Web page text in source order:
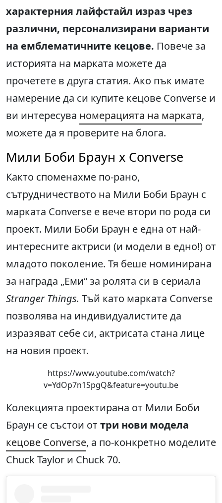
характерния лайфстайл израз чрез
различни, персонализирани варианти
на емблематичните кецове. Повече за
историята на марката можете да
прочетете в друга статия. Ако пък имате
намерение да си купите кецове Converse и
ви интересува номерацията на марката,
можете да я проверите на блога.
Мили Боби Браун x Converse
Както споменахме по-рано,
сътрудничеството на Мили Боби Браун с
марката Converse е вече втори по рода си
проект. Мили Боби Браун е една от най-
интересните актриси (и модели в едно!) от
младото поколение. Тя беше номинирана
за награда „Еми“ за ролята си в сериала
Stranger Things. Тъй като марката Converse
позволява на индивидуалистите да
изразяват себе си, актрисата стана лице
на новия проект.
https://www.youtube.com/watch?
v=YdOp7n1SpgQ&feature=youtu.be
Колекцията проектирана от Мили Боби
Браун се състои от три нови модела
кецове Converse, а по-конкретно моделите
Chuck Taylor и Chuck 70.